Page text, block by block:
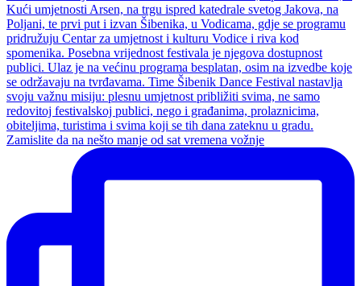
Zamislite da na nešto manje od sat vremena vožnje